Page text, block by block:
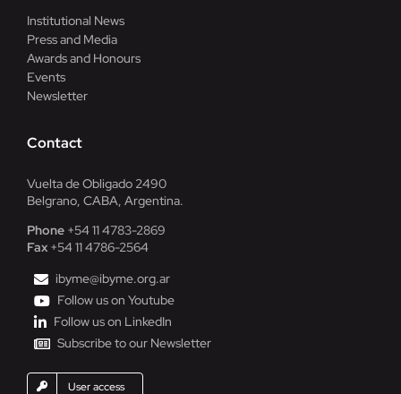
Institutional News
Press and Media
Awards and Honours
Events
Newsletter
Contact
Vuelta de Obligado 2490
Belgrano, CABA, Argentina.
Phone+54 11 4783-2869
Fax+54 11 4786-2564
ibyme@ibyme.org.ar
Follow us on Youtube
Follow us on LinkedIn
Subscribe to our Newsletter
User access